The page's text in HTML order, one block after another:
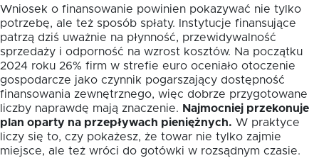
Wniosek o finansowanie powinien pokazywać nie tylko
potrzebę, ale też sposób spłaty. Instytucje finansujące
patrzą dziś uważnie na płynność, przewidywalność
sprzedaży i odporność na wzrost kosztów. Na początku
2024 roku 26% firm w strefie euro oceniało otoczenie
gospodarcze jako czynnik pogarszający dostępność
finansowania zewnętrznego, więc dobrze przygotowane
liczby naprawdę mają znaczenie. Najmocniej przekonuje
plan oparty na przepływach pieniężnych. W praktyce
liczy się to, czy pokażesz, że towar nie tylko zajmie
miejsce, ale też wróci do gotówki w rozsądnym czasie.